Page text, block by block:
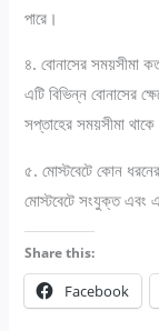
পারে।
৪. বোনাসের সময়সীমা
এটি বিভিন্ন বোনাসের
সপ্তাহের সময়সীমা
৫. মোস্টবেটে কোন
মোস্টবেটে সংযুক্ত এবং
Share this:
Facebook